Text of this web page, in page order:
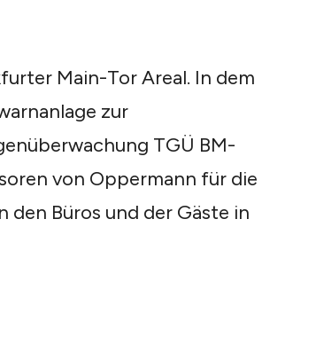
Main-Tor Areal. In dem
zur
TGÜ BM-
von Oppermann für die
Büros und der Gäste in